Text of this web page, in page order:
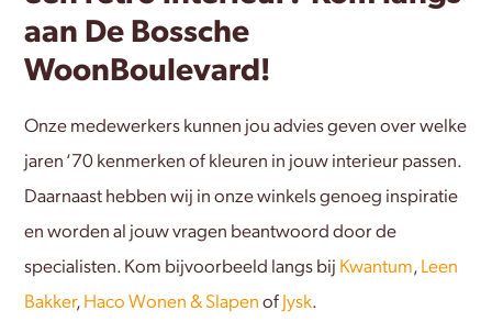
aan De Bossche
WoonBoulevard!
Onze medewerkers kunnen jou advies geven over welke
jaren ‘70 kenmerken of kleuren in jouw interieur passen.
Daarnaast hebben wij in onze winkels genoeg inspiratie
en worden al jouw vragen beantwoord door de
specialisten. Kom bijvoorbeeld langs bij Kwantum, Leen
Bakker, Haco Wonen & Slapen of Jysk.